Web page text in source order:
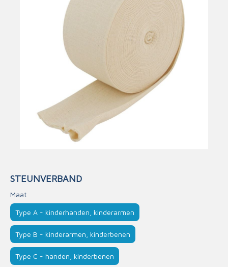
STEUNVERBAND
Maat
Type A - kinderhanden, kinderarmen
Type B - kinderarmen, kinderbenen
Type C - handen, kinderbenen